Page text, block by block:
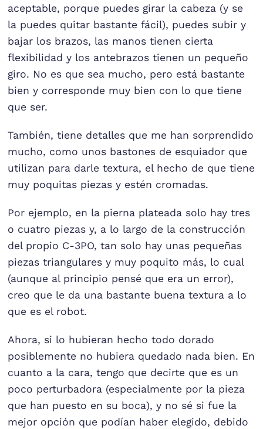
aceptable, porque puedes girar la cabeza (y se
la puedes quitar bastante fácil), puedes subir y
bajar los brazos, las manos tienen cierta
flexibilidad y los antebrazos tienen un pequeño
giro. No es que sea mucho, pero está bastante
bien y corresponde muy bien con lo que tiene
que ser.
También, tiene detalles que me han sorprendido
mucho, como unos bastones de esquiador que
utilizan para darle textura, el hecho de que tiene
muy poquitas piezas y estén cromadas.
Por ejemplo, en la pierna plateada solo hay tres
o cuatro piezas y, a lo largo de la construcción
del propio C-3PO, tan solo hay unas pequeñas
piezas triangulares y muy poquito más, lo cual
(aunque al principio pensé que era un error),
creo que le da una bastante buena textura a lo
que es el robot.
Ahora, si lo hubieran hecho todo dorado
posiblemente no hubiera quedado nada bien. En
cuanto a la cara, tengo que decirte que es un
poco perturbadora (especialmente por la pieza
que han puesto en su boca), y no sé si fue la
mejor opción que podían haber elegido, debido